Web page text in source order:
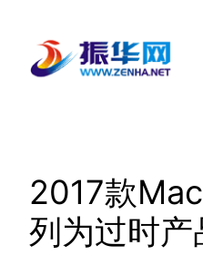
2017款
列为过时产